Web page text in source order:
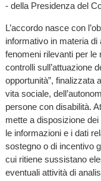
- della Presidenza del
L’accordo nasce con
informativo in materia
fenomeni rilevanti per le
controlli sull’attuazione
opportunità”, finalizzata
vita sociale,
persone con disabilità.
mette a disposizione
le informazioni e i dati
sostegno o di incentivo
cui ritiene sussistano
eventuali attività di